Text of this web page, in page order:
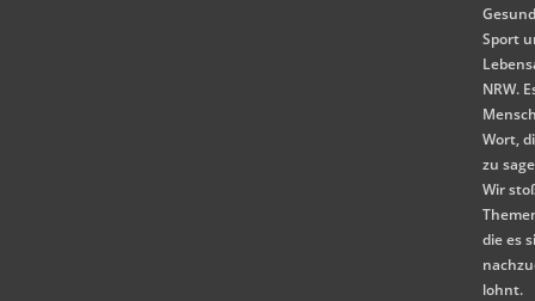
Sport
NRW.
Wort,
zu
Wir
die es
lohnt.